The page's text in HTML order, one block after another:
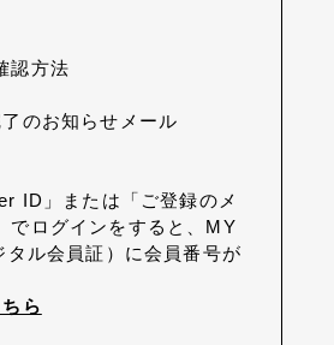
認方法
のお知らせメール
ID」または「ご登録のメ
でログインをすると、MY
タル会員証）に会員番号が
ら